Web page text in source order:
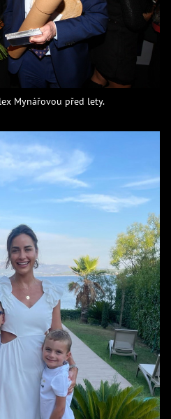
Mynářovou před lety.